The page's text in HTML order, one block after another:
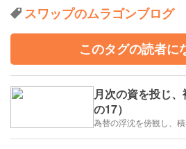
スワップのムラゴンブログ
このタグの読者に
月次の資を投じ
の17）